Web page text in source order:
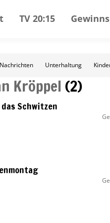
TV 20:15
Nachrichten Unterhaltung
Kröppel (2)
Schwitzen